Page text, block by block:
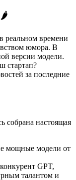
🌶
реальном времени
юмора. В
версии модели.
стартап?
за последние
собрана настоящая
мощные модели от
GPT,
талантом и